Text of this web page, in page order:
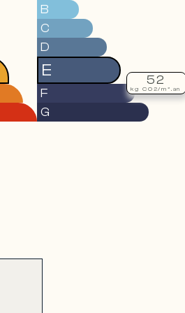
B
C
D
E
F
G
52
kg CO2/m².an